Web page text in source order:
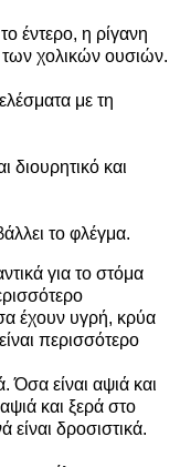
έντερο, η ρίγανη
των χολικών ουσιών.
με τη
διουρητικό και
το φλέγμα.
για το στόμα
έχουν υγρή, κρύα
περισσότερο
Όσα είναι αψιά και
και ξερά στο
είναι δροσιστικά.